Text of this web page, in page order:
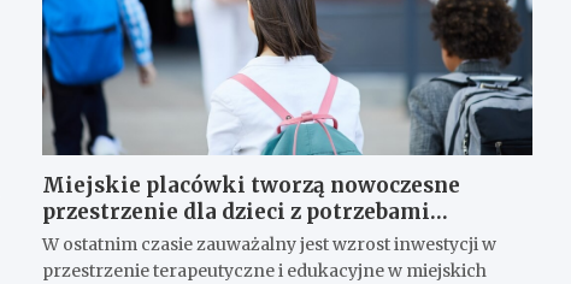
Miejskie placówki tworzą nowoczesne
przestrzenie dla dzieci z potrzebami
terapeutycznymi
W ostatnim czasie zauważalny jest wzrost inwestycji w
przestrzenie terapeutyczne i edukacyjne w miejskich